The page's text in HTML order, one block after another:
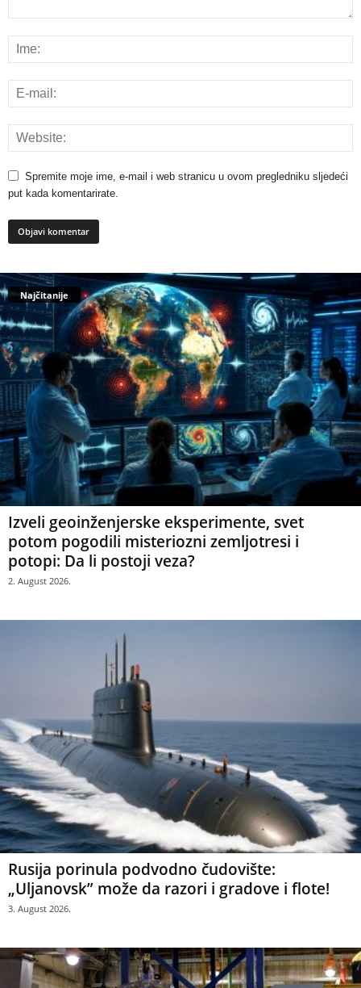
Spremite moje ime, e-mail i web stranicu u ovom pregledniku sljedeći
put kada komentarirate.
Najčitanije
Izveli geoinženjerske eksperimente, svet
potom pogodili misteriozni zemljotresi i
potopi: Da li postoji veza?
2. August 2026.
Rusija porinula podvodno čudovište:
„Uljanovsk” može da razori i gradove i flote!
3. August 2026.